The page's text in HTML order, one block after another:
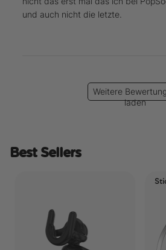
und auch nicht die letzte.
Weitere
laden
Best Sellers
Sticks